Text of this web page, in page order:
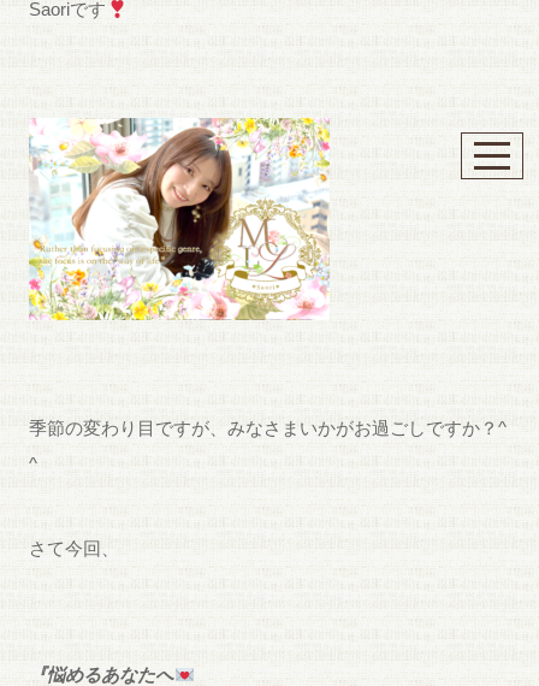
Saoriです
季節の変わり目ですが、みなさまいかがお過ごしですか？^
^
さて今回、
『悩めるあなたへ